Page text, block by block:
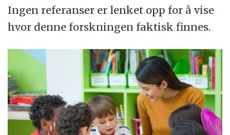
Ingen referanser er lenket opp for å vise
hvor denne forskningen faktisk finnes.